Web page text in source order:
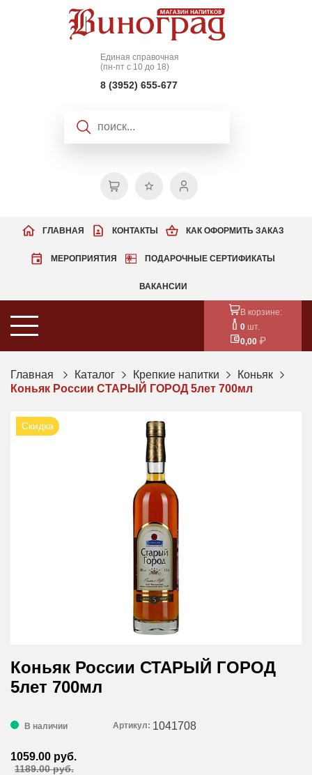
Единая справочная
(пн-пт с 10 до 18)
8 (3952) 655-677
КАК ОФОРМИТЬ ЗАКАЗ
МЕРОПРИЯТИЯ ПОДАРОЧНЫЕ СЕРТИФИКАТЫ
ВАКАНСИИ
ГЛАВНАЯ КОНТАКТЫ
В корзине:
0 шт.
0,00
Главная Каталог Крепкие напитки
Коньяк
Коньяк России СТАРЫЙ ГОРОД 5лет 700мл
Скидка
Коньяк России СТАРЫЙ ГОРОД
5лет 700мл
В наличии Артикул: 1041708
1059.00 руб.
1189.00 руб.